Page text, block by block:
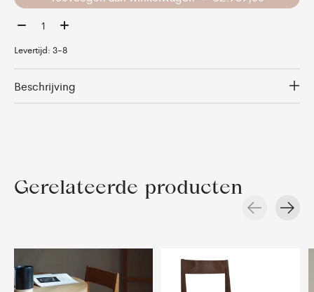
Aantal:
Levertijd: 3-8
Beschrijving
Gerelateerde producten